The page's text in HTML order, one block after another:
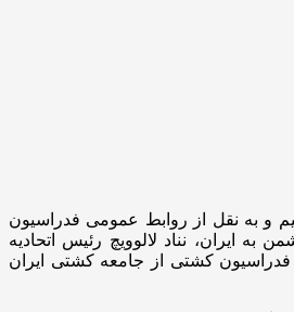
و به نقل از روابط عمومی فدراسیون
به ایران، نناد لالوویچ رئیس اتحادیه
کشتی از جامعه کشتی ایران